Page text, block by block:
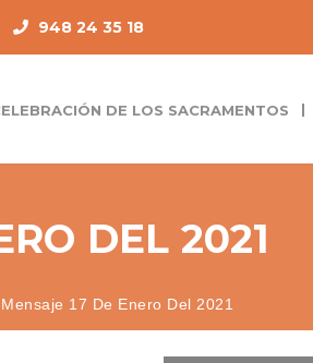
948 24 35 18
DE LOS SACRAMENTOS
DEL 2021
Mensaje 17 De Enero Del 2021